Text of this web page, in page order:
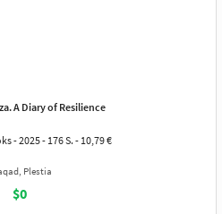
A Diary of Resilience
- 2025 - 176 S. - 10,79 €
Plestia
$0